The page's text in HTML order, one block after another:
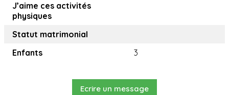
J’aime ces activités
physiques
Statut matrimonial
Enfants
3
Ecrire un message